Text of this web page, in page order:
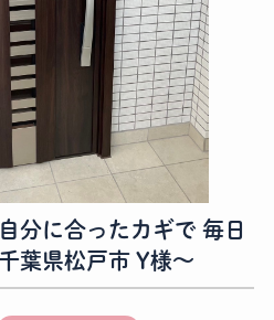
分に合ったカギで 毎日
葉県松戸市 Y様～